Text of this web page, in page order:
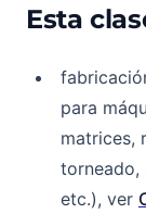
Esta
para
matrices,
torneado,
etc.), ver